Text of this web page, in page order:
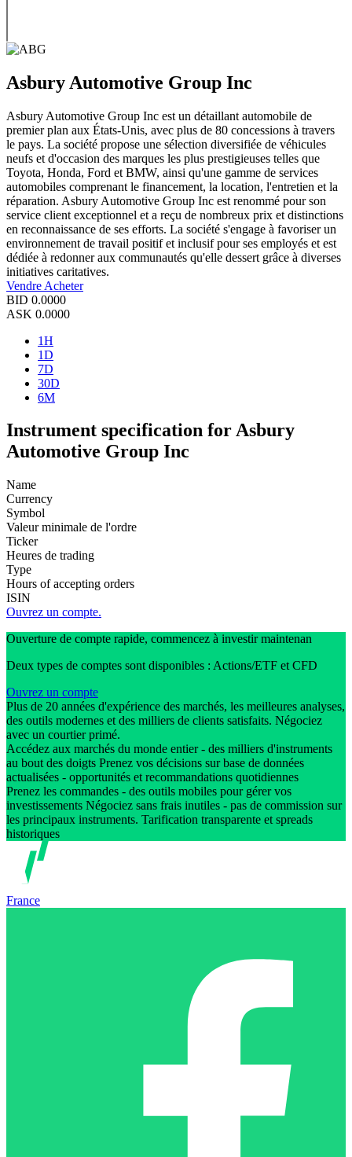
Asbury Automotive Group Inc
Asbury Automotive Group Inc est un détaillant automobile de
premier plan aux États-Unis, avec plus de 80 concessions à travers
le pays. La société propose une sélection diversifiée de véhicules
neufs et d'occasion des marques les plus prestigieuses telles que
Toyota, Honda, Ford et BMW, ainsi qu'une gamme de services
automobiles comprenant le financement, la location, l'entretien et la
réparation. Asbury Automotive Group Inc est renommé pour son
service client exceptionnel et a reçu de nombreux prix et distinctions
en reconnaissance de ses efforts. La société s'engage à favoriser un
environnement de travail positif et inclusif pour ses employés et est
dédiée à redonner aux communautés qu'elle dessert grâce à diverses
initiatives caritatives.
Vendre Acheter
BID 0.0000
ASK 0.0000
1H
1D
7D
30D
6M
Instrument specification for Asbury
Automotive Group Inc
Name
Currency
Symbol
Valeur minimale de l'ordre
Ticker
Heures de trading
Type
Hours of accepting orders
ISIN
Ouvrez un compte.
Ouverture de compte rapide, commencez à investir maintenan
Deux types de comptes sont disponibles : Actions/ETF et CFD
Ouvrez un compte
Plus de 20 années d'expérience des marchés, les meilleures analyses,
des outils modernes et des milliers de clients satisfaits. Négociez
avec un courtier primé.
Accédez aux marchés du monde entier - des milliers d'instruments
au bout des doigts Prenez vos décisions sur base de données
actualisées - opportunités et recommandations quotidiennes
Prenez les commandes - des outils mobiles pour gérer vos
investissements Négociez sans frais inutiles - pas de commission sur
les principaux instruments. Tarification transparente et spreads
historiques
France